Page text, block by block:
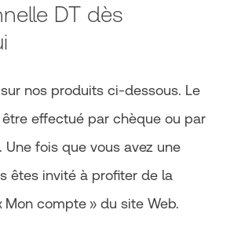
DT dès
nos produits ci-dessous. Le
effectué par chèque ou par
fois que vous avez une
êtes invité à profiter de la
compte » du site Web.